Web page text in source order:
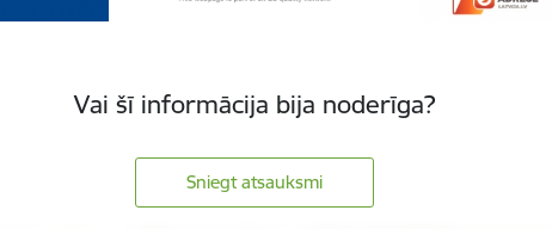
Vai šī informācija bija noderīga?
Sniegt atsauksmi